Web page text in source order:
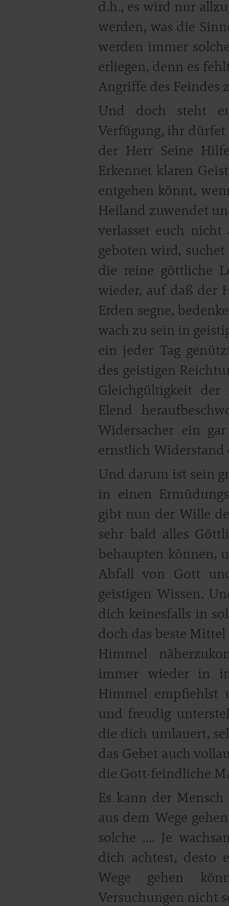
d.h., es wird nur
werden, was die
werden immer
erliegen, denn es
Angriffe des Feindes
Und doch steht
Verfügung, ihr dürfet
der Herr Seine
Erkennet klaren
entgehen könnt,
Heiland zuwendet
verlasset euch
geboten wird,
die reine göttliche
wieder, auf daß der
Erden segne,
wach zu sein in
ein jeder Tag
des geistigen
Gleichgültigkeit der
Elend
Widersacher ein
ernstlich Widerstand
Und darum ist sein
in einen
gibt nun der Wille
sehr bald alles
behaupten können,
Abfall von Gott
geistigen Wissen.
dich keinesfalls in
doch das beste
Himmel
immer wieder in
Himmel empfiehlst
und freudig
die dich umlauert,
das Gebet auch
die Gott-feindliche
Es kann der
aus dem Wege
solche .... Je
dich achtest, desto
Wege gehen
Versuchungen nicht